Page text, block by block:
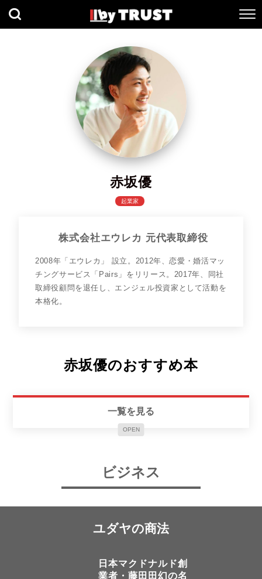
赤坂優
起業家
株式会社エウレカ 元代表取締役
2008年「エウレカ」 設立。2012年、恋愛・婚活マッ
チングサービス「Pairs」をリリース。2017年、同社
取締役顧問を退任し、エンジェル投資家として活動を
本格化。
赤坂優のおすすめ本
OPEN
一覧を見る
ビジネス
ユダヤの商法
日本マクドナルド創
業者・藤田田幻の名